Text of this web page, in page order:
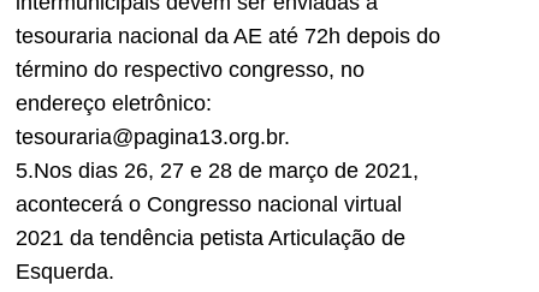
tesouraria nacional da AE até 72h depois do
término do respectivo congresso, no
endereço eletrônico:
tesouraria@pagina13.org.br.
5.Nos dias 26, 27 e 28 de março de 2021,
acontecerá o Congresso nacional virtual
2021 da tendência petista Articulação de
Esquerda.